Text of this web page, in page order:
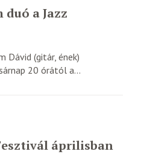
a Jazz
Dávid (gitár, ének)
20 órától a...
áprilisban